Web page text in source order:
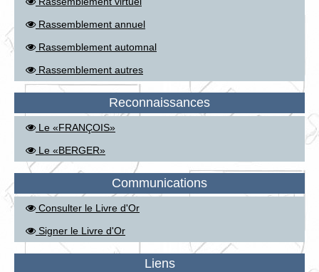
Rassemblement annuel
Rassemblement automnal
Rassemblement autres
Reconnaissances
Le «FRANÇOIS»
Le «BERGER»
Communications
Consulter le Livre d'Or
Signer le Livre d'Or
Liens